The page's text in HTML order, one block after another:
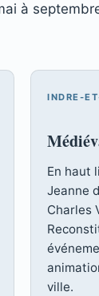
à
INDRE-
En haut
Jeanne
Charles
ville.